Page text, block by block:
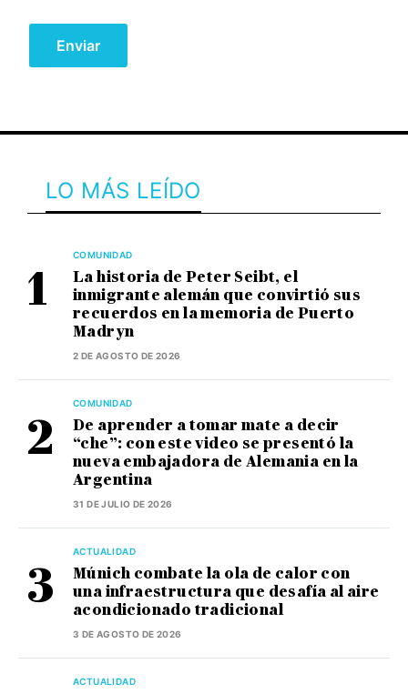
LO MÁS LEÍDO
COMUNIDAD
La historia de Peter Seibt, el
inmigrante alemán que convirtió sus
recuerdos en la memoria de Puerto
Madryn
2 DE AGOSTO DE 2026
COMUNIDAD
De aprender a tomar mate a decir
“che”: con este video se presentó la
nueva embajadora de Alemania en la
Argentina
31 DE JULIO DE 2026
ACTUALIDAD
Múnich combate la ola de calor con
una infraestructura que desafía al aire
acondicionado tradicional
3 DE AGOSTO DE 2026
ACTUALIDAD